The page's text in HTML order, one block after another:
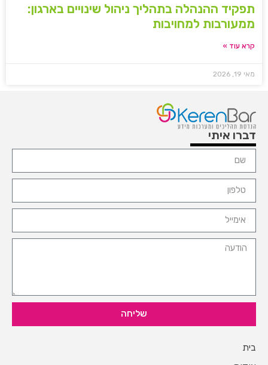
תפקיד ההנהלה בתהליך ניהול שינויים בארגון:
ממעורבות למחויבות
קרא עוד »
מאי 19, 2026
דברו איתי
שליחה
בית